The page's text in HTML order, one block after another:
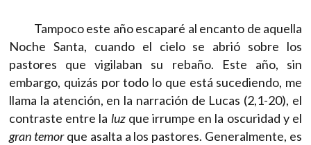
Tampoco este año escaparé al encanto de aquella
Noche Santa, cuando el cielo se abrió sobre los
pastores que vigilaban su rebaño. Este año, sin
embargo, quizás por todo lo que está sucediendo, me
llama la atención, en la narración de Lucas (2,1-20), el
contraste entre la luzque irrumpe en la oscuridad y el
gran temorque asalta a los pastores. Generalmente, es